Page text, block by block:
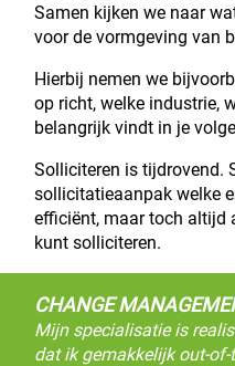
Samen kijken we naar
voor de vormgeving van
Hierbij nemen we
op richt, welke industrie,
belangrijk vindt in je
Solliciteren is tijdrovend.
sollicitatieaanpak welke
efficiënt, maar toch altijd
kunt solliciteren.
CHANGE
Mijn specialisatie is
dat ik gemakkelijk out-